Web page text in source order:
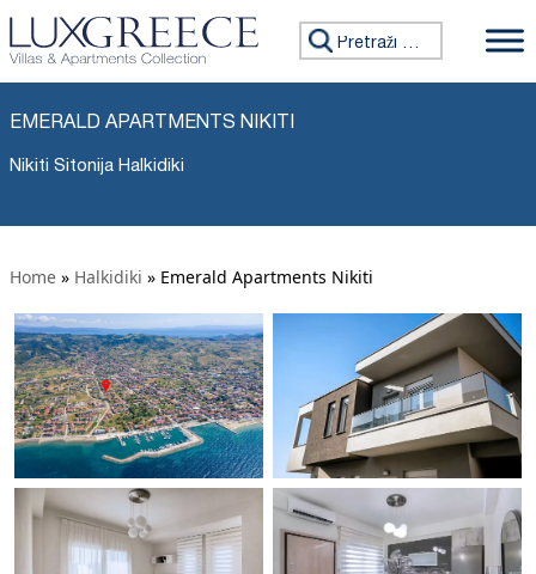
Tražiti:
EMERALD APARTMENTS NIKITI
Nikiti Sitonija Halkidiki
Home » Halkidiki » Emerald Apartments Nikiti